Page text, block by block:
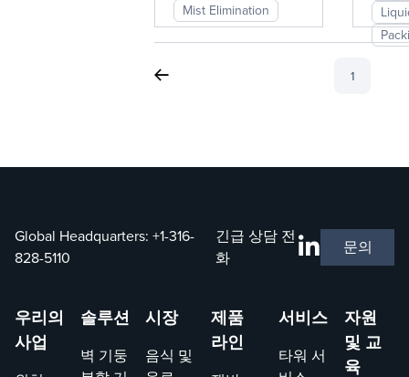
Mist Elimination
1
Global Headquarters: +1-316-
828-5110
긴급 상담 전
화
문의
우리의
사업
솔루션
벽 기둥
시장
음식 및
제품
라인
서비스
타워 서
자원
및 교
육